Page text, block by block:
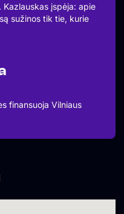
Kazlauskas įspėja: apie
sužinos tik tie, kurie
finansuoja Vilniaus